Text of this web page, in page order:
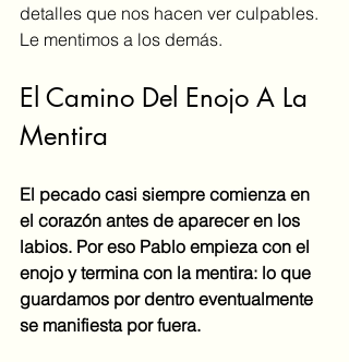
detalles que nos hacen ver culpables.
Le mentimos a los demás.
El Camino Del Enojo A La
Mentira
El pecado casi siempre comienza en
el corazón antes de aparecer en los
labios. Por eso Pablo empieza con el
enojo y termina con la mentira: lo que
guardamos por dentro eventualmente
se manifiesta por fuera.